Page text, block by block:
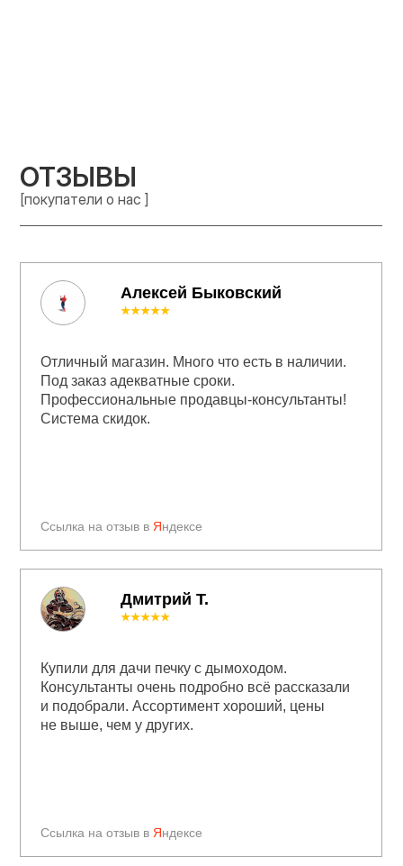
ОТЗЫВЫ
[покупатели о нас ]
Алексей Быковский
Ссылка на отзыв в Яндексе
★★★★★
Отличный магазин. Много что есть в наличии.
Под заказ адекватные сроки.
Профессиональные продавцы-консультанты!
Система скидок.
Ссылка на отзыв в Яндексе
★★★★★
Купили для дачи печку с дымоходом.
Консультанты очень подробно всё рассказали
и подобрали. Ассортимент хороший, цены
не выше, чем у других.
Дмитрий Т.